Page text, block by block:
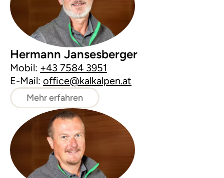
Hermann Jansesberger
Mobil: +43 7584 3951
E-Mail: office@kalkalpen.at
Mehr erfahren